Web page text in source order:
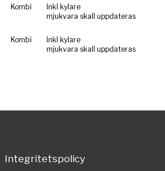
Kombi
Inkl kylare
mjukvara skall uppdateras
Kombi
Inkl kylare
mjukvara skall uppdateras
Integritetspolicy